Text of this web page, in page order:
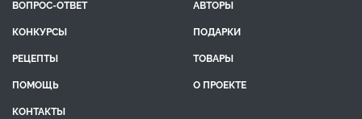
ВОПРОС-ОТВЕТ
АВТОРЫ
КОНКУРСЫ
ПОДАРКИ
РЕЦЕПТЫ
ТОВАРЫ
ПОМОЩЬ
О ПРОЕКТЕ
КОНТАКТЫ